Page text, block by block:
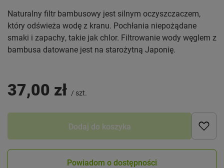
Naturalny filtr bambusowy jest silnym oczyszczaczem,
który odświeża wodę z kranu. Pochłania niepożądane
smaki i zapachy, takie jak chlor. Filtrowanie wody węglem z
bambusa datowane jest na starożytną Japonię.
37,00 zł / szt.
Dodaj do koszyka
Powiadom o dostępności